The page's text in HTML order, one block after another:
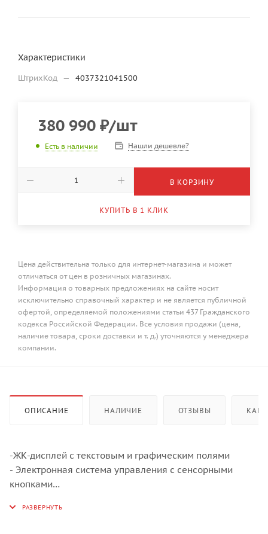
Характеристики
ШтрихКод — 4037321041500
380 990 ₽/шт
Есть в наличии Нашли дешевле?
В КОРЗИНУ
КУПИТЬ В 1 КЛИК
Цена действительна только для интернет-магазина и может
отличаться от цен в розничных магазинах.
Информация о товарных предложениях на сайте носит
исключительно справочный характер и не является публичной
офертой, определяемой положениями статьи 437 Гражданского
кодекса Российской Федерации. Все условия продажи (цена,
наличие товара, сроки доставки и т. д.) уточняются у менеджера
компании.
ОПИСАНИЕ НАЛИЧИЕ ОТЗЫВЫ КАК
-ЖК-дисплей с текстовым и графическим полями
- Электронная система управления с сенсорными
кнопками
чашек (эспрессо, малая, средняя, большая, высокая)